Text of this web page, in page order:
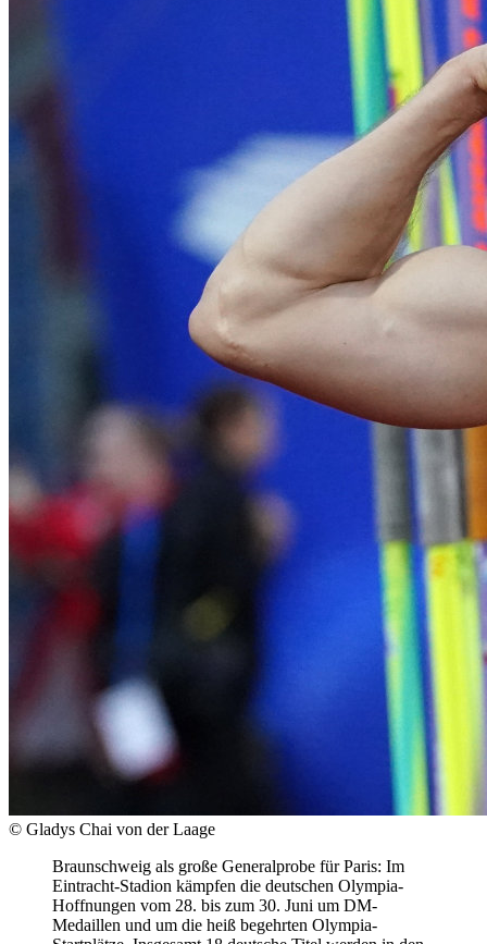
© Gladys Chai von der Laage
Braunschweig als große Generalprobe für Paris: Im
Eintracht-Stadion kämpfen die deutschen Olympia-
Hoffnungen vom 28. bis zum 30. Juni um DM-
Medaillen und um die heiß begehrten Olympia-